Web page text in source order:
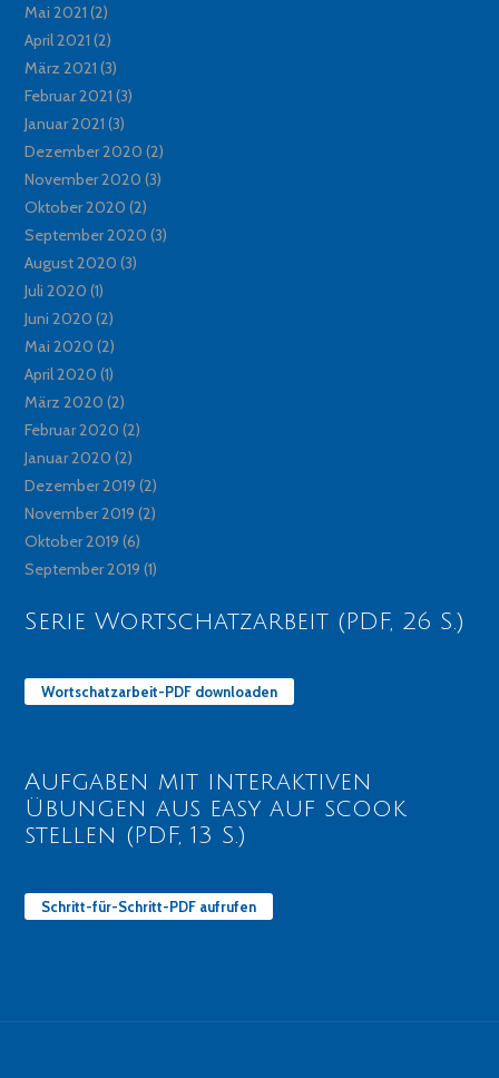
Mai 2021 (2)
April 2021 (2)
März 2021 (3)
Februar 2021 (3)
Januar 2021 (3)
Dezember 2020 (2)
November 2020 (3)
Oktober 2020 (2)
September 2020 (3)
August 2020 (3)
Juli 2020 (1)
Juni 2020 (2)
Mai 2020 (2)
April 2020 (1)
März 2020 (2)
Februar 2020 (2)
Januar 2020 (2)
Dezember 2019 (2)
November 2019 (2)
Oktober 2019 (6)
September 2019 (1)
Serie Wortschatzarbeit (PDF, 26 S.)
Wortschatzarbeit-PDF downloaden
Aufgaben mit interaktiven
Übungen aus easy auf scook
stellen (PDF, 13 S.)
Schritt-für-Schritt-PDF aufrufen